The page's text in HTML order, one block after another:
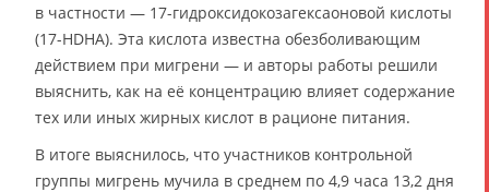
в частности — 17-гидроксидокозагексаоновой кислоты
(17-HDНA). Эта кислота известна обезболивающим
действием при мигрени — и авторы работы решили
выяснить, как на её концентрацию влияет содержание
тех или иных жирных кислот в рационе питания.
В итоге выяснилось, что участников контрольной
группы мигрень мучила в среднем по 4,9 часа 13,2 дня